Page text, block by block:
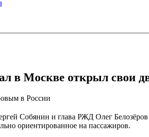
в Москве открыл свои
в России
Собянин и глава РЖД Олег Белозёров
ориентированное на пассажиров.